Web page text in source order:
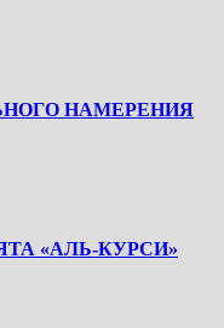
НАМЕРЕНИЯ
«АЛЬ-КУРСИ»